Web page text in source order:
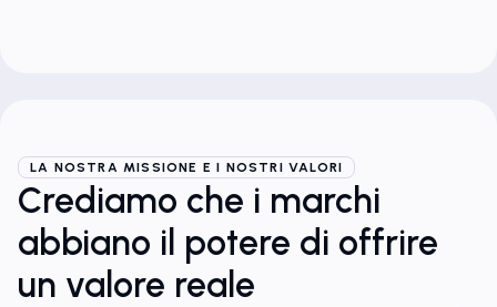
LA NOSTRA MISSIONE E I NOSTRI VALORI
Crediamo che i marchi
abbiano il potere di offrire
un valore reale